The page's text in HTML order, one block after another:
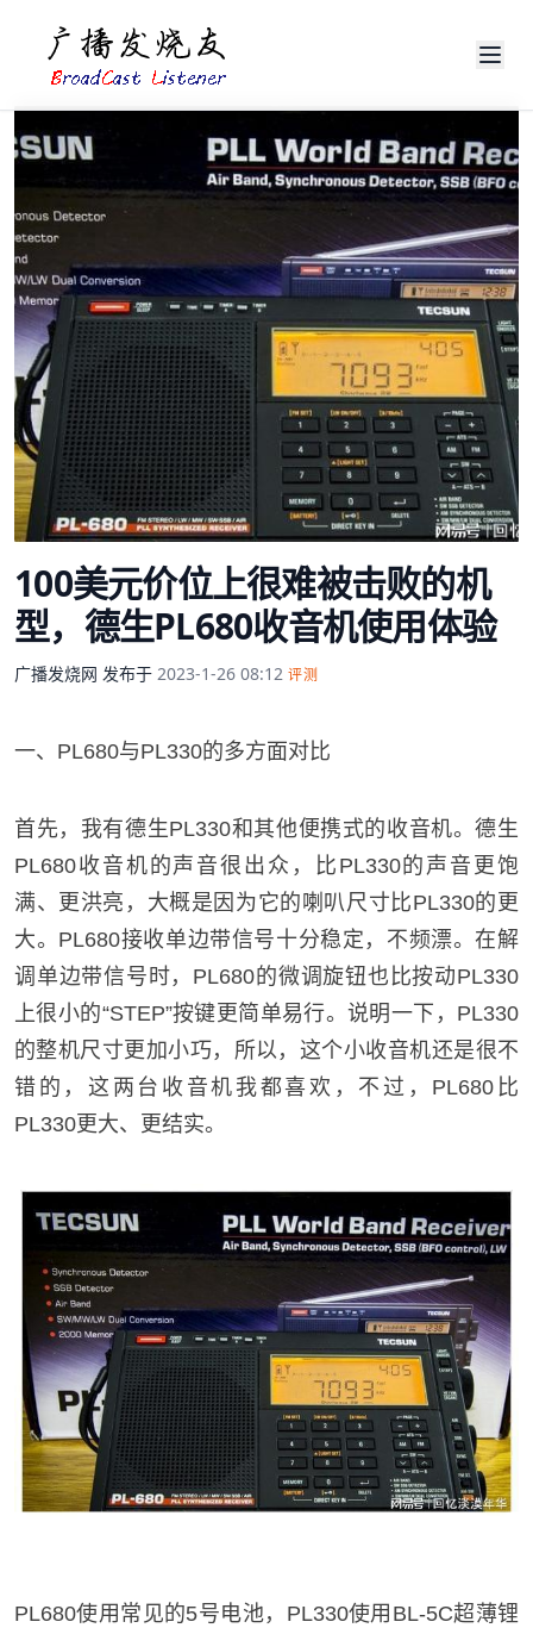
100美元价位上很难被击败的机
型，德生PL680收音机使用体验
广播发烧网 发布于 2023-1-26 08:12 评测
一、PL680与PL330的多方面对比
首先，我有德生PL330和其他便携式的收音机。德生
PL680收音机的声音很出众，比PL330的声音更饱
满、更洪亮，大概是因为它的喇叭尺寸比PL330的更
大。PL680接收单边带信号十分稳定，不频漂。在解
调单边带信号时，PL680的微调旋钮也比按动PL330
上很小的“STEP”按键更简单易行。说明一下，PL330
的整机尺寸更加小巧，所以，这个小收音机还是很不
错的，这两台收音机我都喜欢，不过，PL680比
PL330更大、更结实。
PL680使用常见的5号电池，PL330使用BL-5C超薄锂